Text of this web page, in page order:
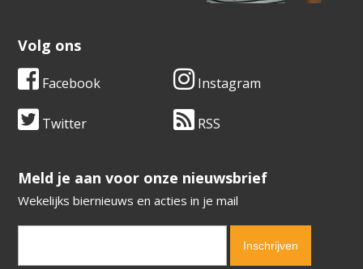
Volg ons
Facebook Instagram
Twitter RSS
​​​​​​​Meld je aan voor onze nieuwsbrief
Wekelijks biernieuws en acties in je mail